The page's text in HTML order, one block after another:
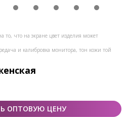
что на экране цвет изделия может
и калибровка монитора, тон кожи той
ОПТОВУЮ ЦЕНУ